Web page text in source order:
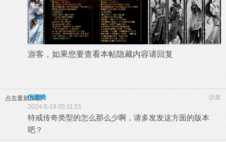
游客，如果您要查看本帖隐藏内容请回复
点击重新加载 沙发
倪芸晓
2024-5-19 05:11:51
特戒传奇类型的怎么那么少啊，请多发发这方面的版本
吧？